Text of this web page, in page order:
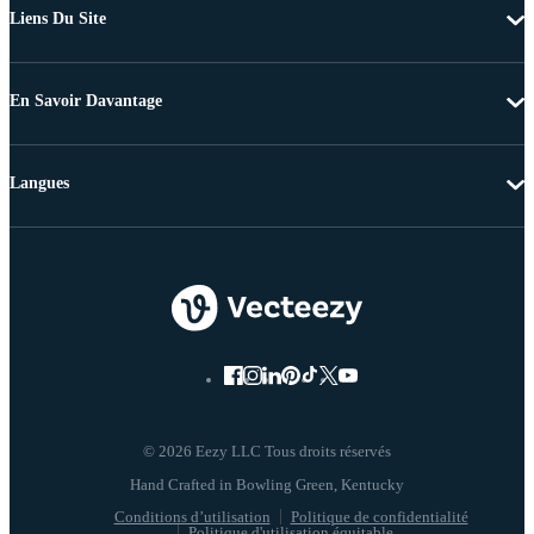
Liens Du Site
En Savoir Davantage
© 2026 Eezy LLC Tous droits réservés
Conditions d’utilisation
Politique de confidentialité
Langues